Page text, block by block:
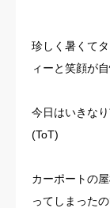
珍しく暑くて
ィーと笑顔が
今日はいきな
(ToT)
カーポートの
ってしまった
施工事例
お客様の声